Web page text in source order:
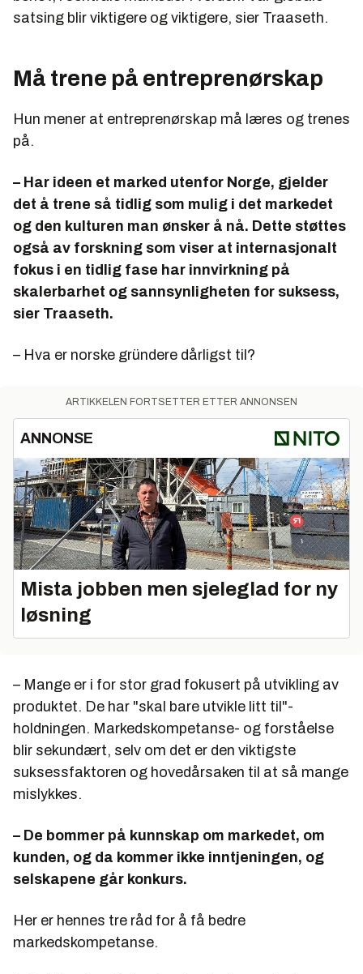
satsing blir viktigere og viktigere, sier Traaseth.
Må trene på entreprenørskap
Hun mener at entreprenørskap må læres og trenes
på.
– Har ideen et marked utenfor Norge, gjelder
det å trene så tidlig som mulig i det markedet
og den kulturen man ønsker å nå. Dette støttes
også av forskning som viser at internasjonalt
fokus i en tidlig fase har innvirkning på
skalerbarhet og sannsynligheten for suksess,
sier Traaseth.
– Hva er norske gründere dårligst til?
ARTIKKELEN FORTSETTER ETTER ANNONSEN
ANNONSE
Mista jobben men sjeleglad for ny
løsning
– Mange er i for stor grad fokusert på utvikling av
produktet. De har "skal bare utvikle litt til"-
holdningen. Markedskompetanse- og forståelse
blir sekundært, selv om det er den viktigste
suksessfaktoren og hovedårsaken til at så mange
mislykkes.
– De bommer på kunnskap om markedet, om
kunden, og da kommer ikke inntjeningen, og
selskapene går konkurs.
Her er hennes tre råd for å få bedre
markedskompetanse.